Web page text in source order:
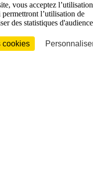
vous acceptez l’utilisation
l’utilisation de
des statistiques d'audience
cookies